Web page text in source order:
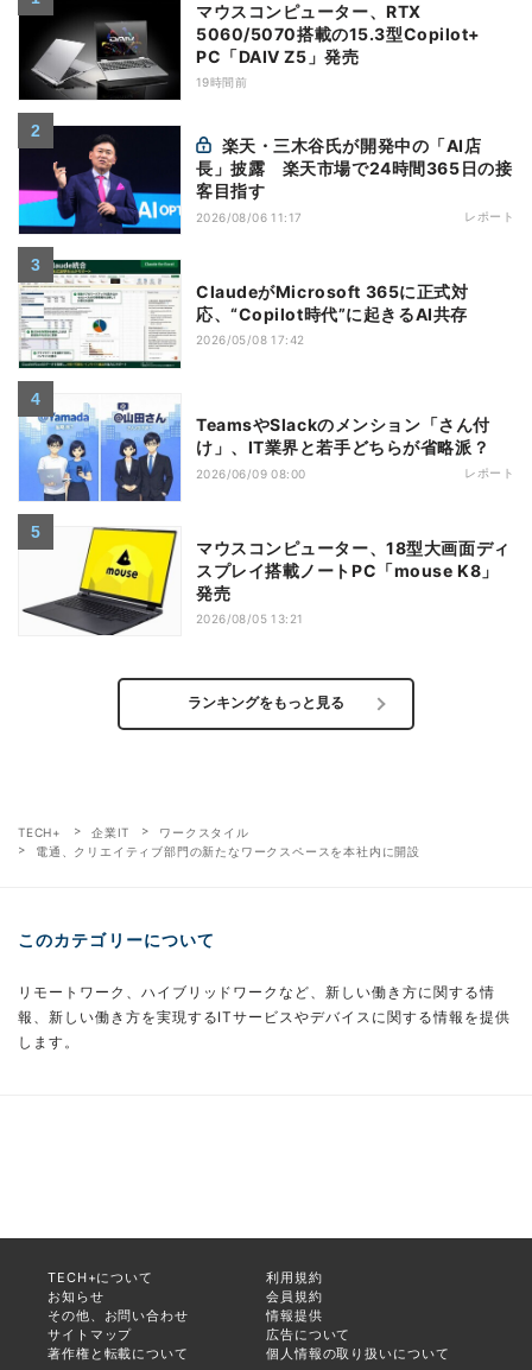
マウスコンピューター、RTX
5060/5070搭載の15.3型Copilot+
PC「DAIV Z5」発売
19時間前
長」披露 楽天市場で24時間365日の接
客目指す
2026/08/06 11:17 レポート
ClaudeがMicrosoft 365に正式対
応、“Copilot時代”に起きるAI共存
2026/05/08 17:42
TeamsやSlackのメンション「さん付
け」、IT業界と若手どちらが省略派？
2026/06/09 08:00 レポート
マウスコンピューター、18型大画面ディ
スプレイ搭載ノートPC「mouse K8」
発売
2026/08/05 13:21
ランキングをもっと見る
TECH+ 企業IT
ワークスタイル
電通、クリエイティブ部門の新たなワークスペースを本社内に開設
このカテゴリーについて
リモートワーク、ハイブリッドワークなど、新しい働き方に関する情
報、新しい働き方を実現するITサービスやデバイスに関する情報を提供
します。
TECH+について
利用規約
お知らせ
会員規約
その他、お問い合わせ
情報提供
サイトマップ
広告について
著作権と転載について
個人情報の取り扱いについて